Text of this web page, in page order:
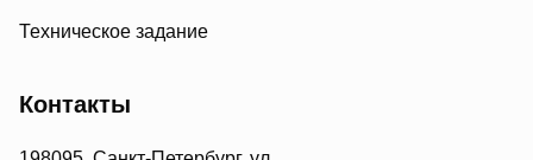
Техническое задание
Контакты